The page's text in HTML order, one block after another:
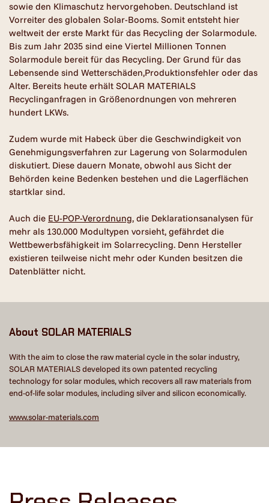
sowie den Klimaschutz hervorgehoben. Deutschland ist
Vorreiter des globalen Solar-Booms. Somit entsteht hier
weltweit der erste Markt für das Recycling der Solarmodule.
Bis zum Jahr 2035 sind eine Viertel Millionen Tonnen
Solarmodule bereit für das Recycling. Der Grund für das
Lebensende sind Wetterschäden,Produktionsfehler oder das
Alter. Bereits heute erhält SOLAR MATERIALS
Recyclinganfragen in Größenordnungen von mehreren
hundert LKWs.
Zudem wurde mit Habeck über die Geschwindigkeit von
Genehmigungsverfahren zur Lagerung von Solarmodulen
diskutiert. Diese dauern Monate, obwohl aus Sicht der
Behörden keine Bedenken bestehen und die Lagerflächen
startklar sind.
Auch die EU-POP-Verordnung, die Deklarationsanalysen für
mehr als 130.000 Modultypen vorsieht, gefährdet die
Wettbewerbsfähigkeit im Solarrecycling. Denn Hersteller
existieren teilweise nicht mehr oder Kunden besitzen die
Datenblätter nicht.
About SOLAR MATERIALS
With the aim to close the raw material cycle in the solar industry,
SOLAR MATERIALS developed its own patented recycling
technology for solar modules, which recovers all raw materials from
end-of-life solar modules, including silver and silicon economically.
www.solar-materials.com